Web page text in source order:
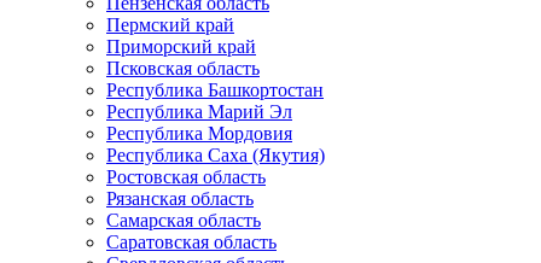
Пермский край
Приморский край
Псковская область
Республика Башкортостан
Республика Марий Эл
Республика Мордовия
Республика Саха (Якутия)
Ростовская область
Рязанская область
Самарская область
Саратовская область